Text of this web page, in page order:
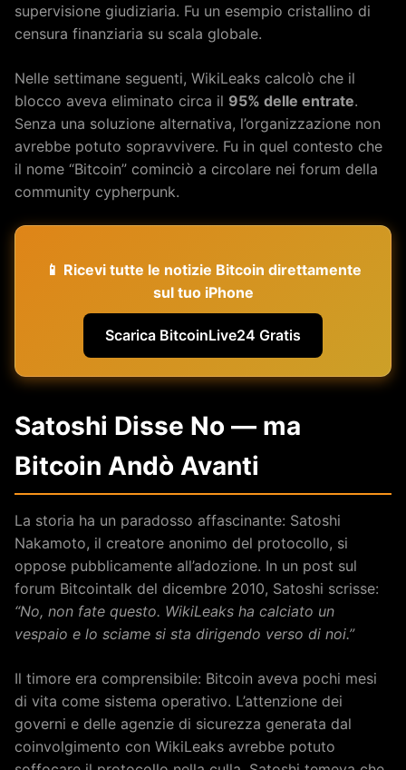
supervisione giudiziaria. Fu un esempio cristallino di
censura finanziaria su scala globale.
Nelle settimane seguenti, WikiLeaks calcolò che il
blocco aveva eliminato circa il 95% delle entrate.
Senza una soluzione alternativa, l’organizzazione non
avrebbe potuto sopravvivere. Fu in quel contesto che
il nome “Bitcoin” cominciò a circolare nei forum della
community cypherpunk.
📱 Ricevi tutte le notizie Bitcoin direttamente
sul tuo iPhone
Scarica BitcoinLive24 Gratis
Satoshi Disse No — ma
Bitcoin Andò Avanti
La storia ha un paradosso affascinante: Satoshi
Nakamoto, il creatore anonimo del protocollo, si
oppose pubblicamente all’adozione. In un post sul
forum Bitcointalk del dicembre 2010, Satoshi scrisse:
“No, non fate questo. WikiLeaks ha calciato un
vespaio e lo sciame si sta dirigendo verso di noi.”
Il timore era comprensibile: Bitcoin aveva pochi mesi
di vita come sistema operativo. L’attenzione dei
governi e delle agenzie di sicurezza generata dal
coinvolgimento con WikiLeaks avrebbe potuto